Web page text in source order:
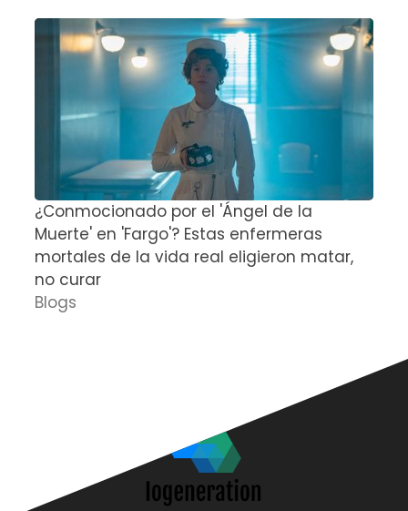
¿Conmocionado por el 'Ángel de la
Muerte' en 'Fargo'? Estas enfermeras
mortales de la vida real eligieron matar,
no curar
Blogs